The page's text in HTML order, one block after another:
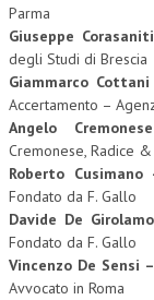
Parma
Giuseppe
degli Studi di Brescia
Giammarco
Accertamento –
Angelo
Cremonese, Radice
Roberto Cusimano
Fondato da F. Gallo
Davide De
Fondato da F. Gallo
Vincenzo De Sensi
Avvocato in Roma